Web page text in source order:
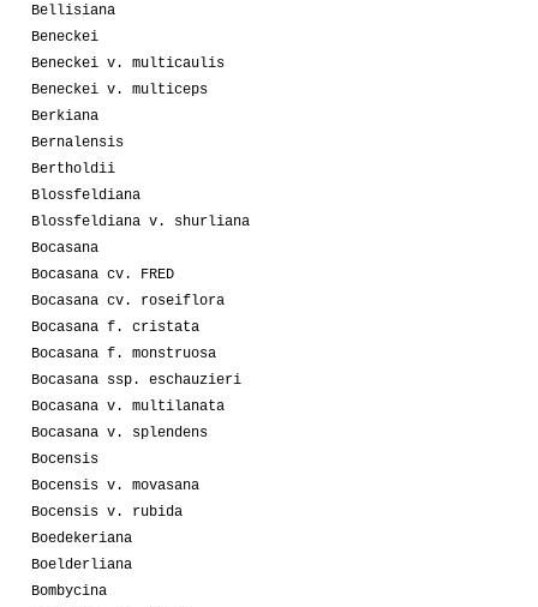
Bellisiana
Beneckei
Beneckei v. multicaulis
Beneckei v. multiceps
Berkiana
Bernalensis
Bertholdii
Blossfeldiana
Blossfeldiana v. shurliana
Bocasana
Bocasana cv. FRED
Bocasana cv. roseiflora
Bocasana f. cristata
Bocasana f. monstruosa
Bocasana ssp. eschauzieri
Bocasana v. multilanata
Bocasana v. splendens
Bocensis
Bocensis v. movasana
Bocensis v. rubida
Boedekeriana
Boelderliana
Bombycina